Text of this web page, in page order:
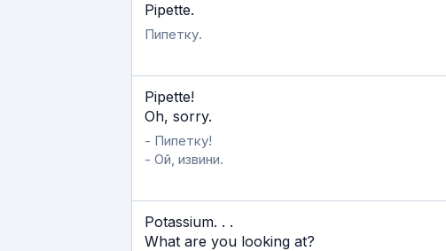
Pipette.
Пипетку.
Pipette!
Oh, sorry.
- Пипетку!
- Ой, извини.
Potassium. . .
What are you looking at?